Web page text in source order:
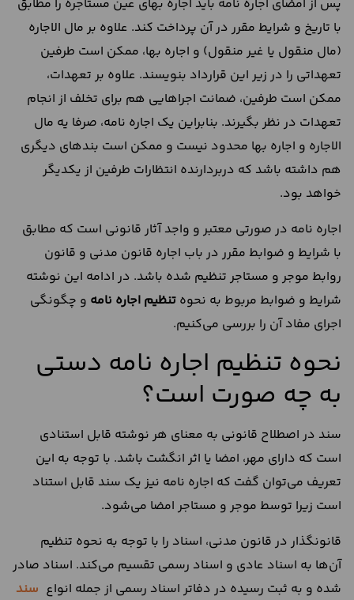
پس از امضای اجاره نامه باید اجاره بهای عین مستاجره را مطابق
با تاریخ و شرایط مقرر در آن پرداخت کند. علاوه بر مال الاجاره
(مال منقول یا غیر منقول) و اجاره بها، ممکن است طرفین
تعهداتی را در زیر این قرارداد بنویسند. علاوه بر تعهدات،
ممکن است طرفین، ضمانت اجراهایی هم برای تخلف از انجام
تعهدات در نظر بگیرند. بنابراین یک اجاره نامه، صرفا یه مال
الاجاره و اجاره بها محدود نیست و ممکن است بندهای دیگری
هم داشته باشد که دربردارنده انتظارات طرفین از یکدیگر
خواهد بود.
اجاره نامه در صورتی معتبر و واجد آثار قانونی است که مطابق
با شرایط و ضوابط مقرر در باب اجاره قانون مدنی و قانون
روابط موجر و مستاجر تنظیم شده باشد. در ادامه این نوشته
شرایط و ضوابط مربوط به نحوه تنظیم اجاره نامه و چگونگی
اجرای مفاد آن را بررسی می‌کنیم.
نحوه تنظیم اجاره نامه دستی
به چه صورت است؟
سند در اصطلاح قانونی به معنای هر نوشته قابل استنادی
است که دارای مهر، امضا یا اثر انگشت باشد. با توجه به این
تعریف می‌توان گفت که اجاره نامه نیز یک سند قابل استناد
است زیرا توسط موجر و مستاجر امضا می‌شود.
قانونگذار در قانون مدنی، اسناد را با توجه به نحوه تنظیم
آن‌ها به اسناد عادی و اسناد رسمی تقسیم می‌کند. اسناد صادر
شده و به ثبت رسیده در دفاتر اسناد رسمی از جمله انواع سند